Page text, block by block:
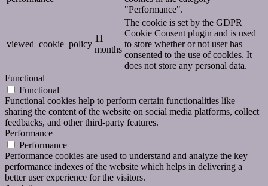
"Performance".
viewed_cookie_policy
11
months
The cookie is set by the GDPR
Cookie Consent plugin and is used
to store whether or not user has
consented to the use of cookies. It
does not store any personal data.
Functional
Functional
Functional cookies help to perform certain functionalities like
sharing the content of the website on social media platforms, collect
feedbacks, and other third-party features.
Performance
Performance
Performance cookies are used to understand and analyze the key
performance indexes of the website which helps in delivering a
better user experience for the visitors.